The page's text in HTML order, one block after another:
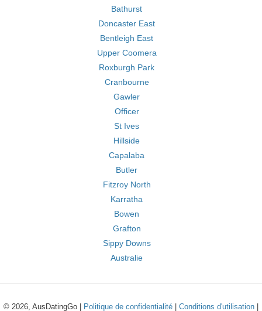
Bathurst
Doncaster East
Bentleigh East
Upper Coomera
Roxburgh Park
Cranbourne
Gawler
Officer
St Ives
Hillside
Capalaba
Butler
Fitzroy North
Karratha
Bowen
Grafton
Sippy Downs
Australie
© 2026, AusDatingGo | Politique de confidentialité Conditions d'utilisation